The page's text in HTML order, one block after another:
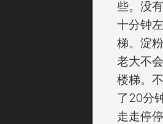
些。没
十分钟
梯。淀
老大不
楼梯。
了20分
走走停